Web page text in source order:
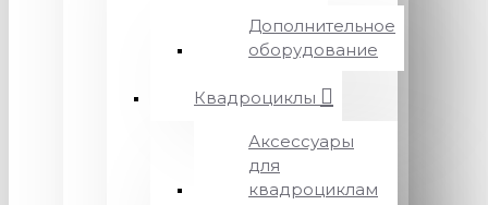
Дополнительное
оборудование
Квадроциклы
Аксессуары
для
квадроциклам